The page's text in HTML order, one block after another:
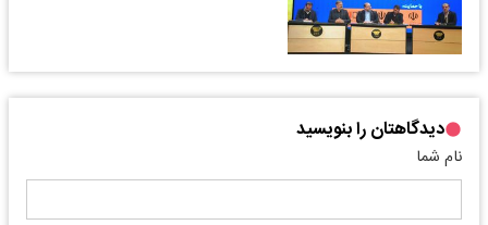
دیدگاهتان را بنویسید
نام شما